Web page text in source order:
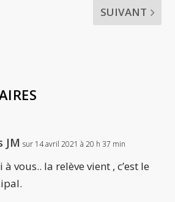
SUIVANT
JM sur 14 avril 2021 à 20 h 37 min
à vous.. la relève vient , c’est le